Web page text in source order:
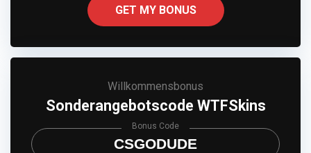
GET MY BONUS
Willkommensbonus
Sonderangebotscode WTFSkins
CSGODUDE
Bonus Code